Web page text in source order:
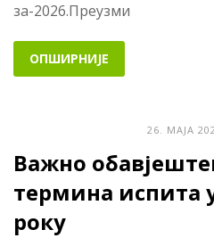
за-2026.Преузми
ОПШИРНИЈЕ
26. МАЈА
Важно
термина испита
року